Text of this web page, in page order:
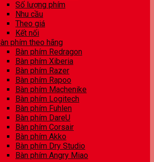
Số lượng phím
Nhu cầu
Theo giá
Kết nối
phím theo hãng
Bàn phím Redragon
Bàn phím Xiberia
Bàn phím Razer
Bàn phím Rapoo
Bàn phím Machenike
Bàn phím Logitech
Bàn phím Fuhlen
Bàn phím DareU
Bàn phím Corsair
Bàn phím Akko
Bàn phím Dry Studio
Bàn phím Angry Miao